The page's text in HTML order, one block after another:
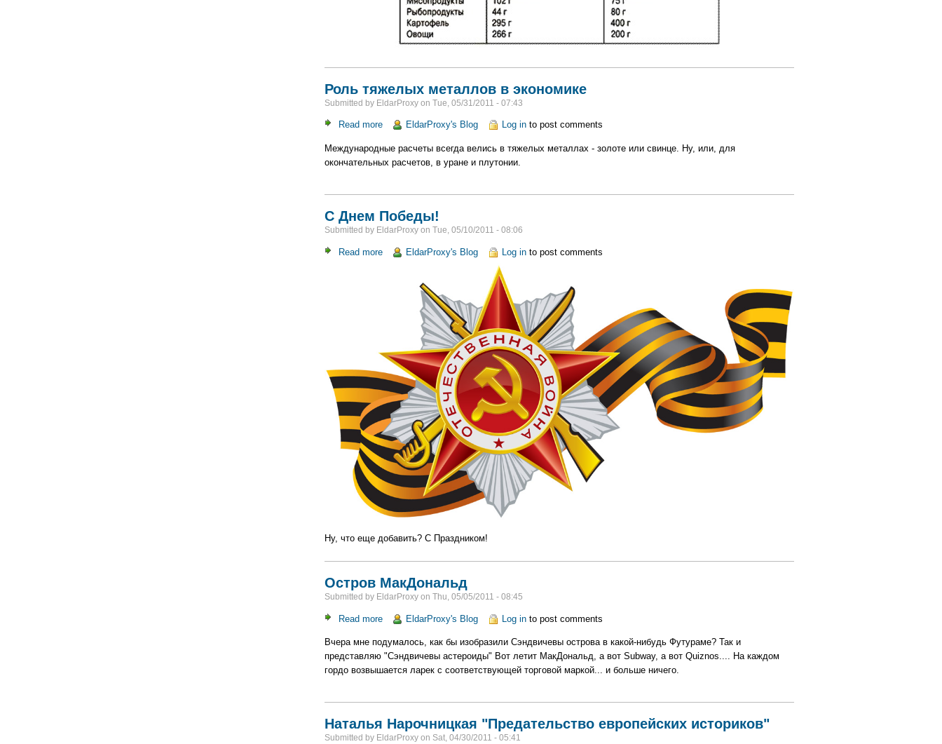
Роль тяжелых металлов в экономике
Submitted by EldarProxy on Tue, 05/31/2011 - 07:43
Read more about
тяжелых
металлов
экономике
EldarProxy's Blog Log into post comments
Международные расчеты всегда велись в тяжелых металлах - золоте или свинце. Ну, или, для
окончательных расчетов, в уране и плутонии.
С Днем Победы!
Submitted by EldarProxy on Tue, 05/10/2011 - 08:06
Read more about EldarProxy's Blog Log into post comments
Ну, что еще добавить? С Праздником!
Остров МакДональд
Submitted by EldarProxy on Thu, 05/05/2011 - 08:45
Read more about
МакДональд
EldarProxy's Blog Log into post comments
Вчера мне подумалось, как бы изобразили Сэндвичевы острова в какой-нибудь Футураме? Так и
представляю "Сэндвичевы астероиды" Вот летит МакДональд, а вот Subway, а вот Quiznos.... На каждом
гордо возвышается ларек с соответствующей торговой маркой... и больше ничего.
Наталья Нарочницкая "Предательство европейских историков"
Submitted by EldarProxy on Sat, 04/30/2011 - 05:41